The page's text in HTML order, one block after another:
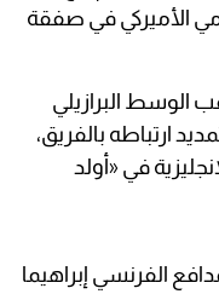
الأميركي في صفقة
الوسط البرازيلي
إمكانية تمديد ارتباطه بالفريق،
في «أولد
الفرنسي إبراهيما